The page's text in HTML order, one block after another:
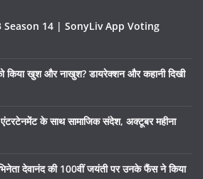
Season 14 | SonyLiv App Voting
किया खुश और नाखुश? डायरेक्शन और कहानी दिखी
एंटरटेनमेंट के साथ सामाजिक संदेश, अक्टूबर महीना
देवानंद की 100वीं जयंती पर उनके फैंस ने किया